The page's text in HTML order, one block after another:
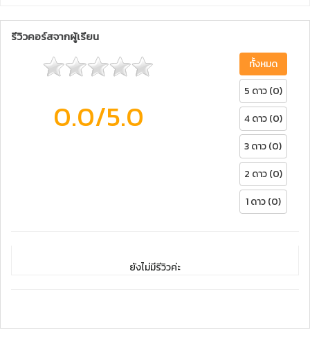
รีวิวคอร์สจากผู้เรียน
0.0/5.0
ทั้งหมด
5 ดาว (0)
4 ดาว (0)
3 ดาว (0)
2 ดาว (0)
1 ดาว (0)
ยังไม่มีรีวิวค่ะ